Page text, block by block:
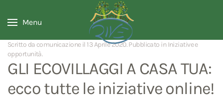
Menu
Scritto da comunicazione il 13 Aprile 2020. Pubblicato in Iniziative e
opportunità.
GLI ECOVILLAGGI A CASA TUA:
ecco tutte le iniziative online!